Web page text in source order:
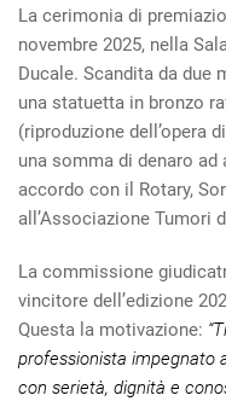
La cerimonia di
novembre 2025, nella
Ducale. Scandita da due
una statuetta in bronzo
(riproduzione dell’opera
una somma di denaro
accordo con il Rotary,
all’Associazione Tumori
La commissione
vincitore dell’edizione
Questa la motivazione:
professionista impegnato
con serietà, dignità e